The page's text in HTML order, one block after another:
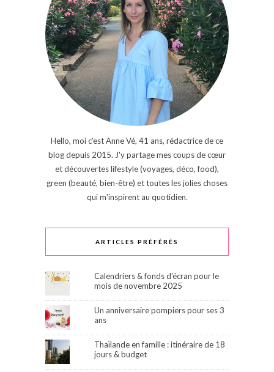
Hello, moi c'est Anne Vé, 41 ans, rédactrice de ce
blog depuis 2015. J'y partage mes coups de cœur
et découvertes lifestyle (voyages, déco, food),
green (beauté, bien-être) et toutes les jolies choses
qui m'inspirent au quotidien.
ARTICLES PRÉFÉRÉS
Calendriers & fonds d'écran pour le
mois de novembre 2025
Un anniversaire pompiers pour ses 3
ans
Thaïlande en famille : itinéraire de 18
jours & budget